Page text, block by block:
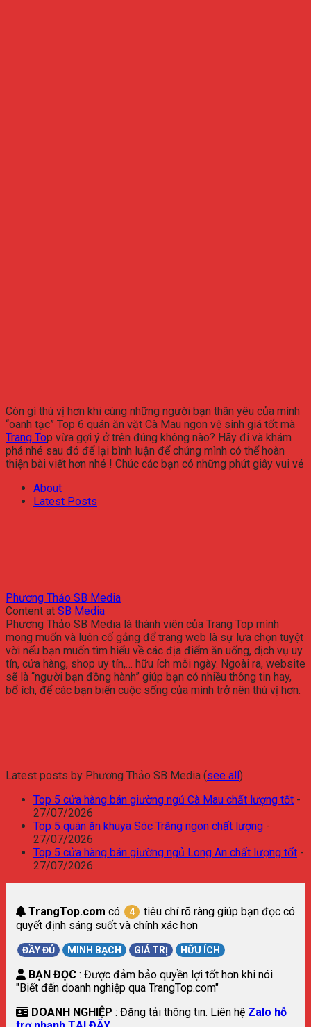
Còn gì thú vị hơn khi cùng những người bạn thân yêu của mình
“oanh tạc” Top 6 quán ăn vặt Cà Mau ngon vệ sinh giá tốt mà
Trang Top vừa gợi ý ở trên đúng không nào? Hãy đi và khám
phá nhé sau đó để lại bình luận để chúng mình có thể hoàn
thiện bài viết hơn nhé ! Chúc các bạn có những phút giây vui vẻ
About
Latest Posts
Phương Thảo SB Media
Content at SB Media
Phương Thảo SB Media là thành viên của Trang Top mình
mong muốn và luôn cố gắng để trang web là sự lựa chọn tuyệt
vời nếu bạn muốn tìm hiểu về các địa điểm ăn uống, dịch vụ uy
tín, cửa hàng, shop uy tín,… hữu ích mỗi ngày. Ngoài ra, website
sẽ là “người bạn đồng hành” giúp bạn có nhiều thông tin hay,
bổ ích, để các bạn biến cuộc sống của mình trở nên thú vị hơn.
Latest posts by Phương Thảo SB Media (see all)
Top 5 cửa hàng bán giường ngủ Cà Mau chất lượng tốt -
27/07/2026
Top 5 quán ăn khuya Sóc Trăng ngon chất lượng -
27/07/2026
Top 5 cửa hàng bán giường ngủ Long An chất lượng tốt -
27/07/2026
TrangTop.com có 4
tiêu chí rõ ràng giúp bạn đọc có
quyết định sáng suốt và chính xác hơn
ĐẦY ĐỦ MINH BẠCH GIÁ TRỊ HỮU ÍCH
BẠN ĐỌC : Được đảm bảo quyền lợi tốt hơn khi nói
"Biết đến doanh nghiệp qua TrangTop.com"
DOANH NGHIỆP : Đăng tải thông tin. Liên hệ Zalo hỗ